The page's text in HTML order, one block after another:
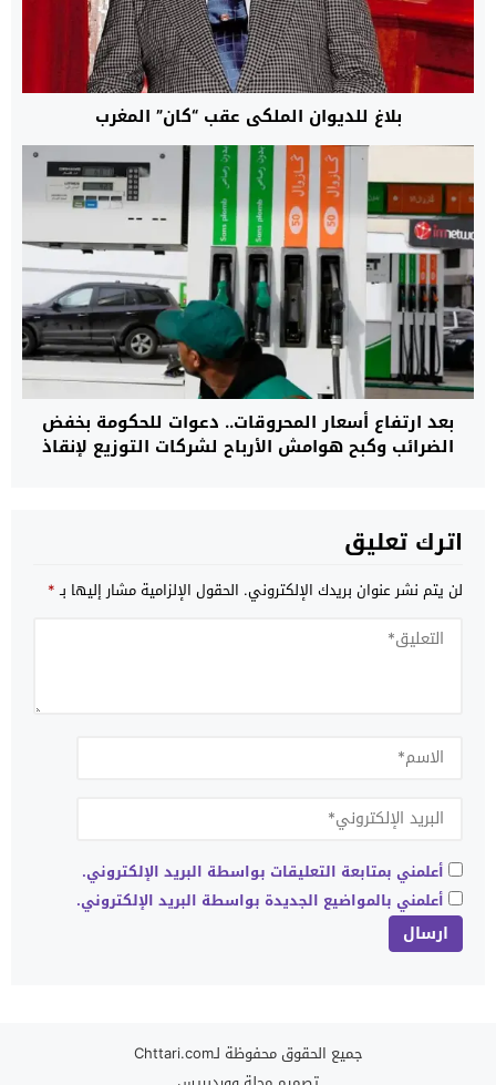
بلاغ للديوان الملكي عقب “كان” المغرب
بعد ارتفاع أسعار المحروقات.. دعوات للحكومة بخفض
الضرائب وكبح هوامش الأرباح لشركات التوزيع لإنقاذ
اترك تعليق
لن يتم نشر عنوان بريدك الإلكتروني. الحقول الإلزامية مشار إليها بـ*
أعلمني بمتابعة التعليقات بواسطة البريد الإلكتروني.
أعلمني بالمواضيع الجديدة بواسطة البريد الإلكتروني.
جميع الحقوق محفوظة لـChttari.com